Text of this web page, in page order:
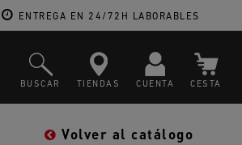
ENTREGA EN 24/72H LABORABLES
CESTA
CUENTA
TIENDAS
BUSCAR
Volver al catálogo